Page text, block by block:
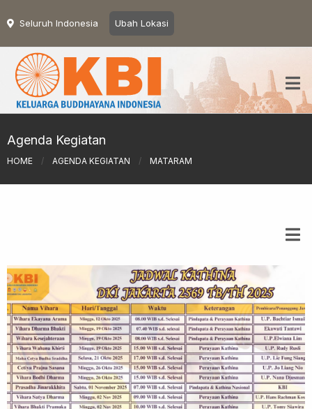
Seluruh Indonesia Ubah Lokasi
Agenda Kegiatan
HOME / AGENDA KEGIATAN / MATARAM